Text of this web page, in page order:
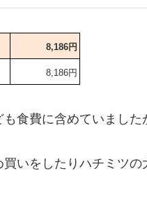
8,186円
8,186円
も食費に含めていまし
買いをしたりハチミツ